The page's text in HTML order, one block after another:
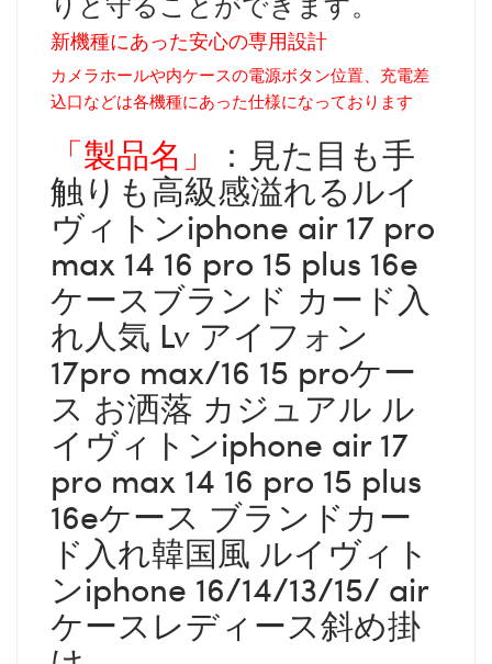
新機種にあった安心の専用設計
カメラホールや内ケースの電源ボタン位置、充電差
込口などは各機種にあった仕様になっております
「製品名」 ：見た目も手
触りも高級感溢れるルイ
ヴィトンiphone air 17 pro
max 14 16 pro 15 plus 16e
ケースブランド カード入
れ人気 Lv アイフォン
17pro max/16 15 proケー
ス お洒落 カジュアル ル
イヴィトンiphone air 17
pro max 14 16 pro 15 plus
16eケース ブランドカー
ド入れ韓国風 ルイヴィト
ンiphone 16/14/13/15/ air
ケースレディース斜め掛